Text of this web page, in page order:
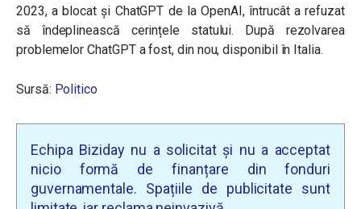
2023, a blocat și ChatGPT de la OpenAI, întrucât a refuzat
să îndeplinească cerințele statului. După rezolvarea
problemelor ChatGPT a fost, din nou, disponibil în Italia.
Sursă: Politico
Echipa Biziday nu a solicitat și nu a acceptat
nicio formă de finanțare din fonduri
guvernamentale. Spațiile de publicitate sunt